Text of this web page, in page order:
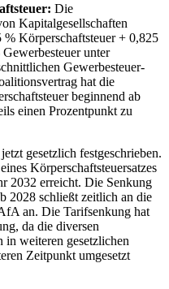
Die
Kapitalgesellschaften
Körperschaftsteuer + 0,825
unter
Gewerbesteuer-
hat die
beginnend ab
einen Prozentpunkt zu
gesetzlich festgeschrieben.
Körperschaftsteuersatzes
2032 erreicht. Die Senkung
2028 schließt zeitlich an die
an. Die Tarifsenkung hat
da die diversen
in weiteren gesetzlichen
Zeitpunkt umgesetzt